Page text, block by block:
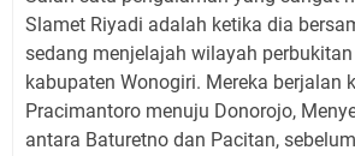
Slamet Riyadi adalah ketika dia
sedang menjelajah wilayah
kabupaten Wonogiri. Mereka berjalan
Pracimantoro menuju Donorojo,
antara Baturetno dan Pacitan,